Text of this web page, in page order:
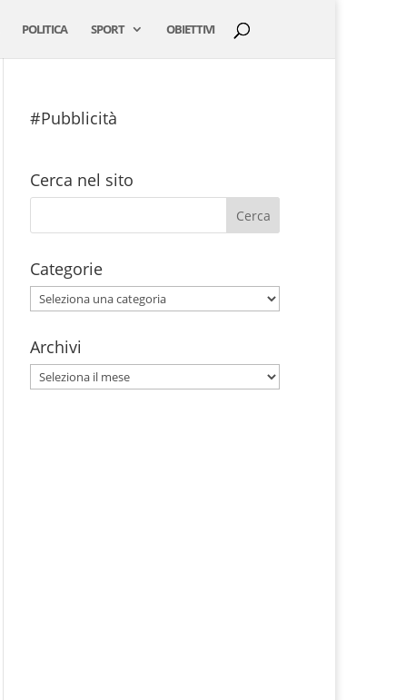
POLITICA SPORT OBIETTIVI
#Pubblicità
Cerca nel sito
Categorie
Categorie
Archivi
Archivi